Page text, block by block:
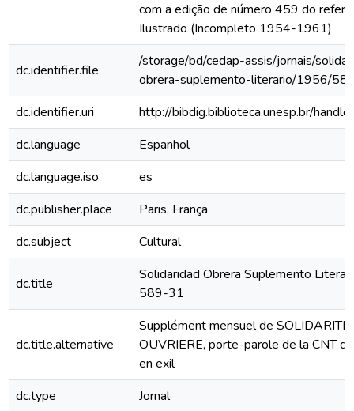
com a edição de número 459 do
Ilustrado (Incompleto 1954-1961)
dc.identifier.file
/storage/bd/cedap-assis/jornais/
obrera-suplemento-literario/1956/
dc.identifier.uri
http://bibdig.biblioteca.unesp.br/
dc.language
Espanhol
dc.language.iso
es
dc.publisher.place
Paris, França
dc.subject
Cultural
dc.title
Solidaridad Obrera Suplemento
589-31
dc.title.alternative
Supplément mensuel de SOLIDARITE
OUVRIERE, porte-parole de la CNT
en exil
dc.type
Jornal